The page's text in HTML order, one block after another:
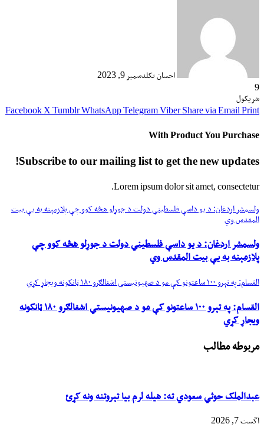
احسان تکلدسمبر 9, 2023
9
شریکول
FacebookXTumblrWhatsAppTelegramViberShare via EmailPrint
With Product You Purchase
Subscribe to our mailing list to get the new updates!
Lorem ipsum dolor sit amet, consectetur.
ولسمشر اردغان: د یو داسې فلسطیني دولت د جوړلو هڅه کوو چې پلازمېنه به یې بیت
المقدس وي
ولسمشر اردغان: د یو داسې فلسطیني دولت د جوړلو هڅه کوو چې
پلازمېنه به یې بیت المقدس وي
القسام: په تېرو ۱۰۰ ساعتونو کې مو د صهیونیستي اشغالګرو ۱۸۰ ټانکونه ویجاړ کړي
القسام: په تېرو ۱۰۰ ساعتونو کې مو د صهیونیستي اشغالګرو ۱۸۰ ټانکونه
ویجاړ کړي
مربوطه مطالب
عبدالملک حوثي سعودي ته: هیله لرم بیا تېروتنه ونه کړئ
اگست 7, 2026